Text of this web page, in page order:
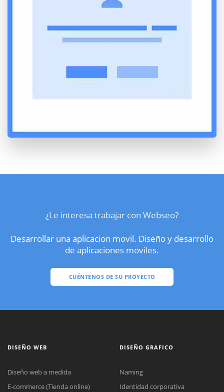
¿Le interesa trabajar con Webseo?
Desarrollar una aplicacion movil. Diseño y desarrollo
de aplicaciones moviles.
CUÉNTENOS DE SU PROYECTO
DISEÑO WEB
Diseño web a medida
E-commerce (Tienda online)
DISEÑO GRAFICO
Naming
Identidad corporativa